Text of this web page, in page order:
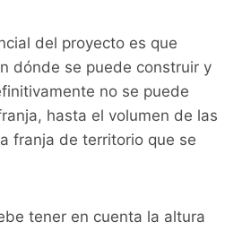
del proyecto es que
dónde se puede construir y
no se puede
hasta el volumen de las
franja de territorio que se
tener en cuenta la altura